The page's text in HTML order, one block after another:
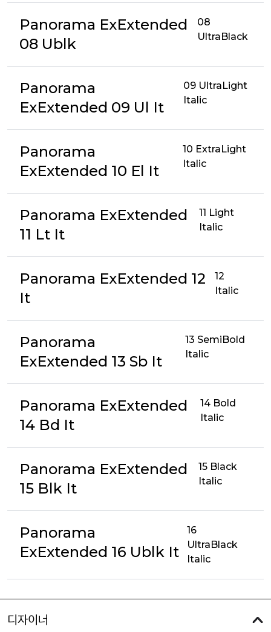
Panorama ExExtended
08 Ublk
08
UltraBlack
Panorama
ExExtended 09 Ul It
09 UltraLight
Italic
Panorama
ExExtended 10 El It
10 ExtraLight
Italic
Panorama ExExtended
11 Lt It
11 Light
Italic
Panorama ExExtended 12
It
12
Italic
Panorama
ExExtended 13 Sb It
13 SemiBold
Italic
Panorama ExExtended
14 Bd It
14 Bold
Italic
Panorama ExExtended
15 Blk It
15 Black
Italic
Panorama
ExExtended 16 Ublk It
16
UltraBlack
Italic
디자이너